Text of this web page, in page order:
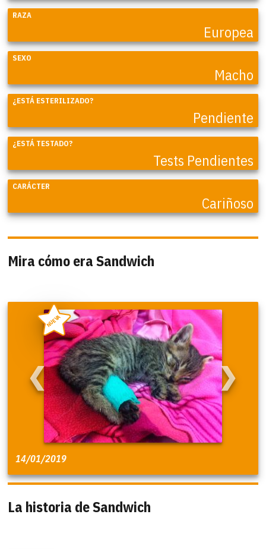
RAZA
Europea
SEXO
Macho
¿ESTÁ ESTERILIZADO?
Pendiente
¿ESTÁ TESTADO?
Tests Pendientes
CARÁCTER
Cariñoso
Mira cómo era Sandwich
❮ ❯
NUEVA
14/01/2019
La historia de Sandwich